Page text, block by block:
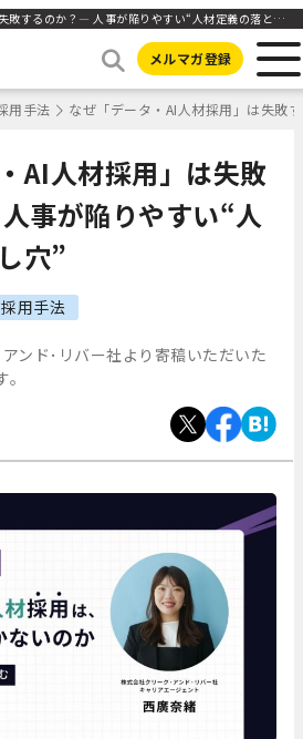
なぜ「データ・AI人材採用」は失敗するのか？― 人事が陥りやすい“人材定義の落とし穴” ｜HR NOTE
メルマガ登録
用手法 なぜ「データ・AI人材採用」は失敗
AI人材採用」は失敗
事が陥りやすい“人
穴”
用手法
ンド･リバー社より寄稿いただいた